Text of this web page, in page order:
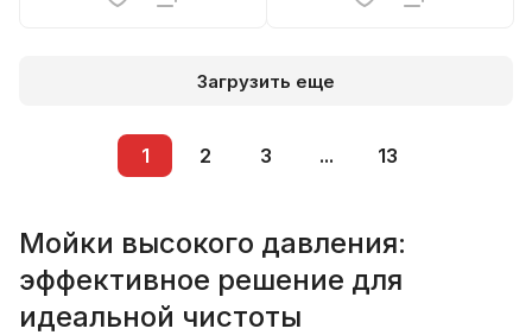
Загрузить еще
1 2 3 ... 13
Мойки высокого давления:
эффективное решение для
идеальной чистоты